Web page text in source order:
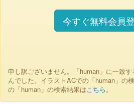
今すぐ無料会員
申し訳ございません。「human」に一致
んでした。イラストACでの「human」の
の「human」の検索結果はこちら。